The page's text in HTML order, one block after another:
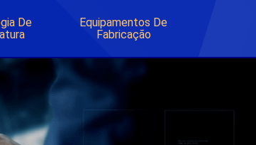
De
Equipamentos De
Fabricação